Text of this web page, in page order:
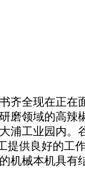
全现在正在
领域的高
工业园内
供良好的
械本机具